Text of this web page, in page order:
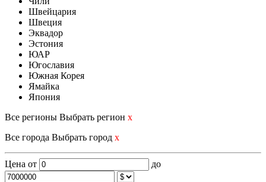
Швейцария
Швеция
Эквадор
Эстония
ЮАР
Югославия
Южная Корея
Ямайка
Япония
Все регионы Выбрать регион x
Все города Выбрать город x
Цена от до